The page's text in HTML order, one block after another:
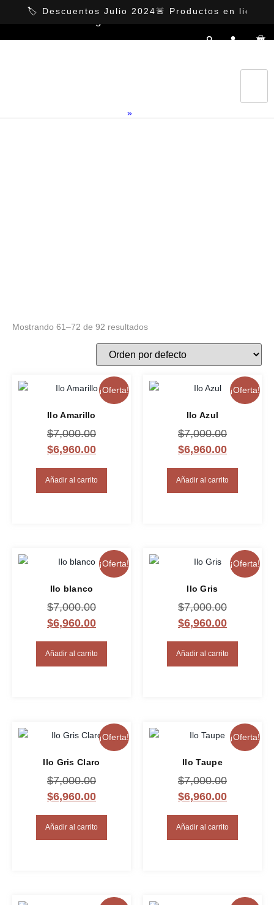
https://ansuzfurniture.com.mx
🏷️ Descuentos Julio 2024🚨 Productos en
»
Mostrando 61–72 de 92 resultados
¡Oferta!
Ilo Amarillo
$7,000.00
$6,960.00
Añadir al carrito
¡Oferta!
Ilo Azul
$7,000.00
$6,960.00
Añadir al carrito
¡Oferta!
Ilo blanco
$7,000.00
$6,960.00
Añadir al carrito
¡Oferta!
Ilo Gris
$7,000.00
$6,960.00
Añadir al carrito
¡Oferta!
Ilo Gris Claro
$7,000.00
$6,960.00
Añadir al carrito
¡Oferta!
Ilo Taupe
$7,000.00
$6,960.00
Añadir al carrito